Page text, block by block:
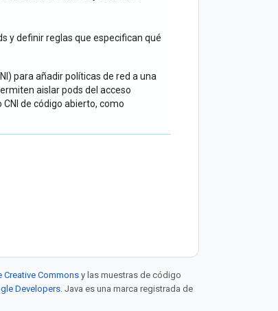
y definir reglas que especifican qué
para añadir políticas de red a una
aislar pods del acceso
de código abierto, como
Creative Commonsy las muestras de código
Developers. Java es una marca registrada de